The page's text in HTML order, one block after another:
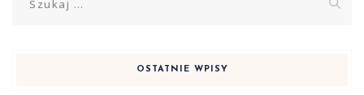
OSTATNIE WPISY